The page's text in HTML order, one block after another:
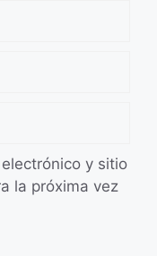
y sitio
la próxima vez